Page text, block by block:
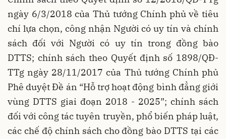
ngày 6/3/2018 của Thủ tướng Chính phủ về tiêu
chí lựa chọn, công nhận Người có uy tín và chính
sách đối với Người có uy tín trong đồng bào
DTTS; chính sách theo Quyết định số 1898/QĐ-
TTg ngày 28/11/2017 của Thủ tướng Chính phủ
Phê duyệt Đề án “Hỗ trợ hoạt động bình đẳng giới
vùng DTTS giai đoạn 2018 - 2025”; chính sách
đối với công tác tuyên truyền, phổ biến pháp luật,
các chế độ chính sách cho đồng bào DTTS tại các